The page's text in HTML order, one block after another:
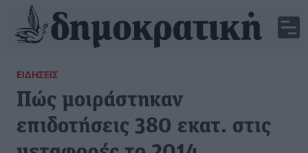
ΕΙΔΉΣΕΙΣ
Πώς μοιράστηκαν
επιδοτήσεις 380 εκατ. στις